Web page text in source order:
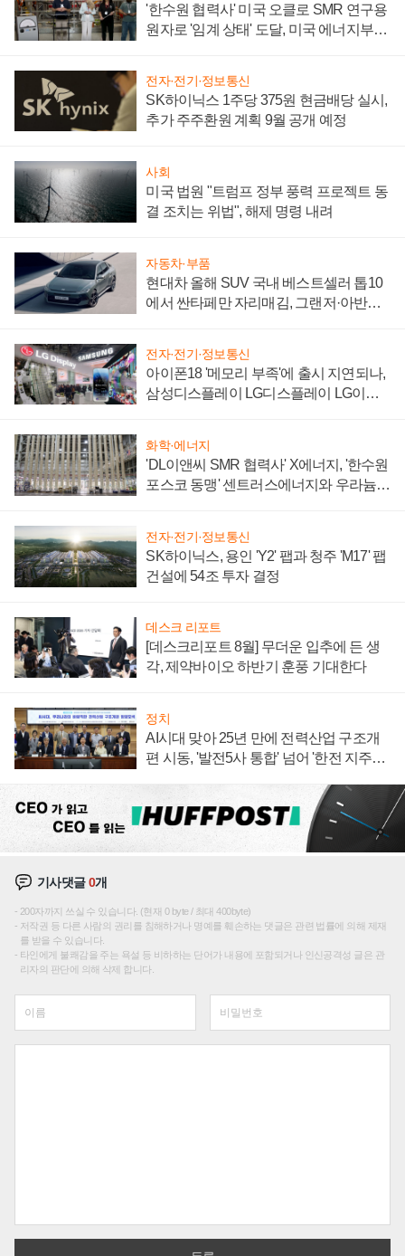
'한수원 협력사' 미국 오클로 SMR 연구용
원자로 '임계 상태' 도달, 미국 에너지부
전자·전기·정보통신
SK하이닉스 1주당 375원 현금배당 실시,
추가 주주환원 계획 9월 공개 예정
사회
미국 법원 "트럼프 정부 풍력 프로젝트 동
결 조치는 위법", 해제 명령 내려
자동차·부품
현대차 올해 SUV 국내 베스트셀러 톱10
에서 싼타페만 자리매김, 그랜저·아반떼
전자·전기·정보통신
아이폰18 '메모리 부족'에 출시 지연되나,
삼성디스플레이 LG디스플레이 LG이노
화학·에너지
'DL이앤씨 SMR 협력사' X에너지, '한수원
포스코 동맹' 센트러스에너지와 우라늄
전자·전기·정보통신
SK하이닉스, 용인 'Y2' 팹과 청주 'M17' 팹
건설에 54조 투자 결정
데스크 리포트
[데스크리포트 8월] 무더운 입추에 든 생
각, 제약바이오 하반기 훈풍 기대한다
정치
AI시대 맞아 25년 만에 전력산업 구조개
편 시동, '발전5사 통합' 넘어 '한전 지주사'
기사댓글0개
200자까지 쓰실 수 있습니다. (현재 0 byte / 최대 400byte)
저작권 등 다른 사람의 권리를 침해하거나 명예를 훼손하는 댓글은 관련 법률에 의해 제재
를 받을 수 있습니다.
타인에게 불쾌감을 주는 욕설 등 비하하는 단어가 내용에 포함되거나 인신공격성 글은 관
리자의 판단에 의해 삭제 합니다.